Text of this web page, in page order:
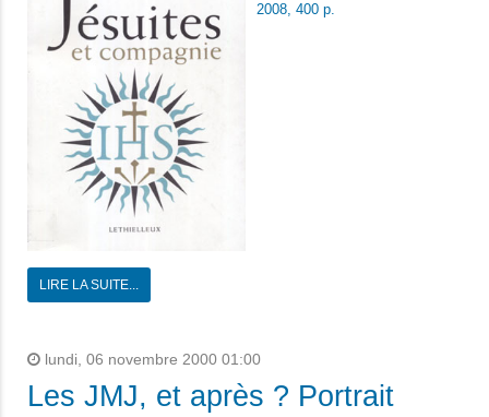
2008, 400 p.
LIRE LA SUITE...
lundi, 06 novembre 2000 01:00
Les JMJ, et après ? Portrait